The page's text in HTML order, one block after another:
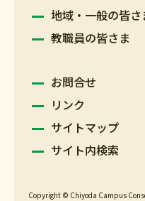
地域・一般の皆さ
教職員の皆さま
お問合せ
リンク
サイトマップ
サイト内検索
Copyright © Chiyoda Campus